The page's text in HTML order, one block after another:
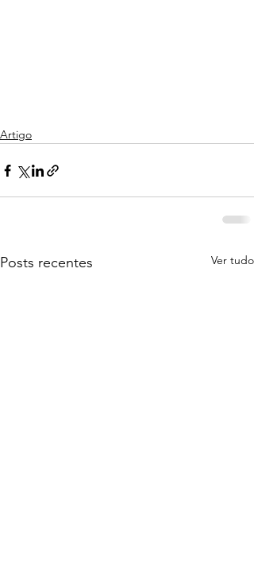
Artigo
Posts recentes Ver tudo